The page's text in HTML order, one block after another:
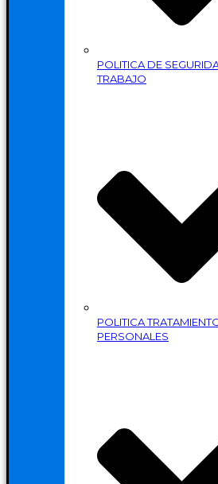
POLITICA DE
TRABAJO
POLITICA
PERSONALES